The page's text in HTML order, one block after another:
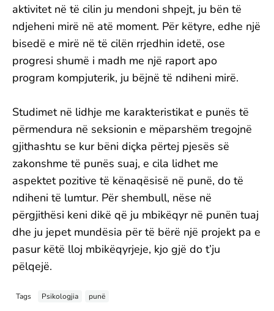
aktivitet në të cilin ju mendoni shpejt, ju bën të
ndjeheni mirë në atë moment. Për këtyre, edhe një
bisedë e mirë në të cilën rrjedhin idetë, ose
progresi shumë i madh me një raport apo
program kompjuterik, ju bëjnë të ndiheni mirë.
Studimet në lidhje me karakteristikat e punës të
përmendura në seksionin e mëparshëm tregojnë
gjithashtu se kur bëni diçka përtej pjesës së
zakonshme të punës suaj, e cila lidhet me
aspektet pozitive të kënaqësisë në punë, do të
ndiheni të lumtur. Për shembull, nëse në
përgjithësi keni dikë që ju mbikëqyr në punën tuaj
dhe ju jepet mundësia për të bërë një projekt pa e
pasur këtë lloj mbikëqyrjeje, kjo gjë do t’ju
pëlqejë.
Tags Psikologjia punë